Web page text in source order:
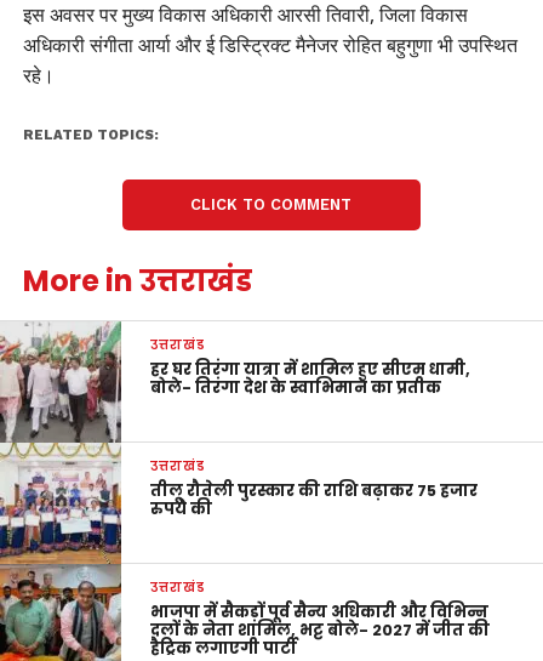
इस अवसर पर मुख्य विकास अधिकारी आरसी तिवारी, जिला विकास
अधिकारी संगीता आर्या और ई डिस्ट्रिक्ट मैनेजर रोहित बहुगुणा भी उपस्थित
रहे।
RELATED TOPICS:
CLICK TO COMMENT
More in उत्तराखंड
उत्तराखंड
हर घर तिरंगा यात्रा में शामिल हुए सीएम धामी,
बोले- तिरंगा देश के स्वाभिमान का प्रतीक
उत्तराखंड
तीलू रौतेली पुरस्कार की राशि बढ़ाकर 75 हजार
रुपये की
उत्तराखंड
भाजपा में सैकड़ों पूर्व सैन्य अधिकारी और विभिन्न
दलों के नेता शामिल, भट्ट बोले- 2027 में जीत की
हैट्रिक लगाएगी पार्टी